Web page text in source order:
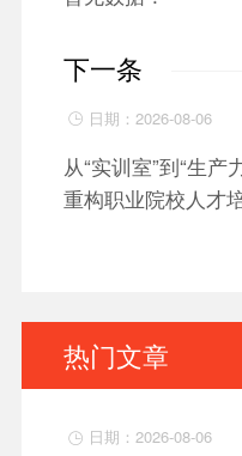
下一条
 日期：2026-08-06
从“实训室”到“生
重构职业院校人才
热门文章
 日期：2026-08-06